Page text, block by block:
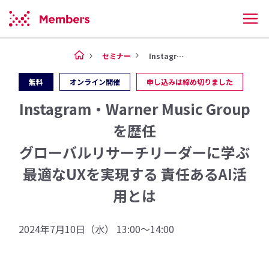
セミナー Instagram・Warne...
無料 オンライン開催 申し込みは締め切りました
Instagram・Warner Music Group
を歴任
グローバルリサーチリーダーに学ぶ
最適なUXを実現する 責任あるAI活
用とは
2024年7月10日（水） 13:00〜14:00